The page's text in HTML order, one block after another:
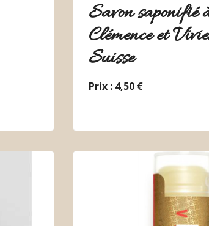
Savon saponifié
Clémence et
Suisse
Prix : 4,50 €